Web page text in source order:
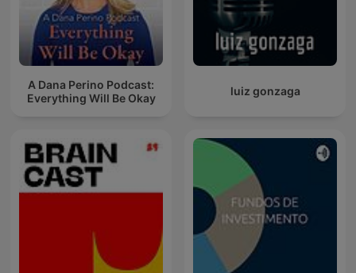
A Dana Perino Podcast:
Everything Will Be Okay
luiz gonzaga